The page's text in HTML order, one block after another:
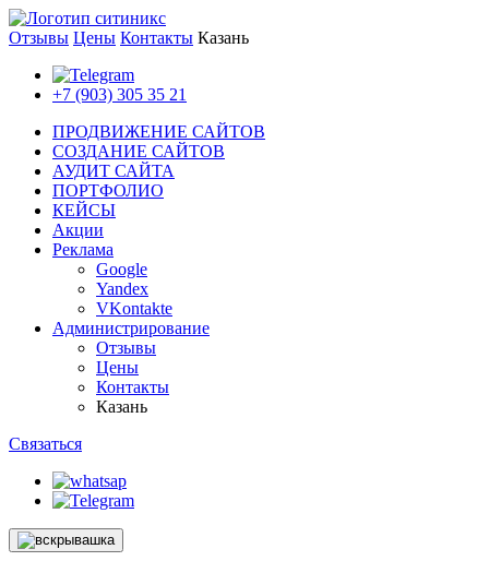
Отзывы Цены Контакты Казань
+7 (903) 305 35 21
ПРОДВИЖЕНИЕ САЙТОВ
СОЗДАНИЕ САЙТОВ
АУДИТ САЙТА
ПОРТФОЛИО
КЕЙСЫ
Акции
Реклама
Google
Yandex
VKontakte
Администрирование
Отзывы
Цены
Контакты
Казань
Связаться